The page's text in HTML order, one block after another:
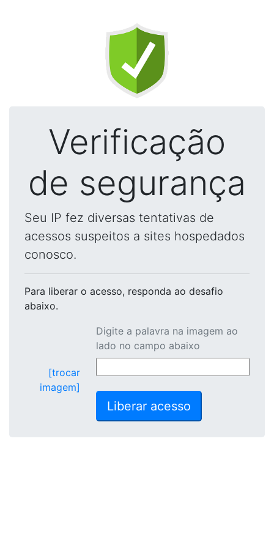
Verificação
de segurança
Seu IP fez diversas tentativas de
acessos suspeitos a sites hospedados
conosco.
Para liberar o acesso, responda ao desafio
abaixo.
[trocar
imagem]
Digite a palavra na imagem ao
lado no campo abaixo